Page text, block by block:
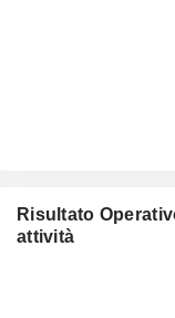
Risultato
attività